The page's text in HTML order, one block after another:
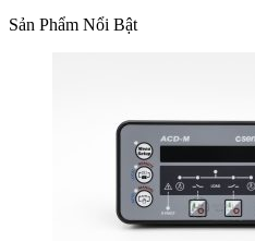
Sản Phẩm Nổi Bật